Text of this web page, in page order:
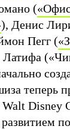
(
), Денис
Пегг (
теперь
Disney